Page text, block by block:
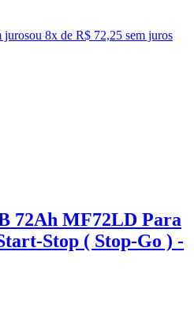
jurosou 8x de R$ 72,25 sem juros
72Ah MF72LD Para
Stop ( Stop-Go ) -